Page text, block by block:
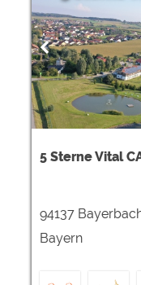
5 Sterne Vital
94137
Bayern
Google Remarketing
Die
über "COOKIES"